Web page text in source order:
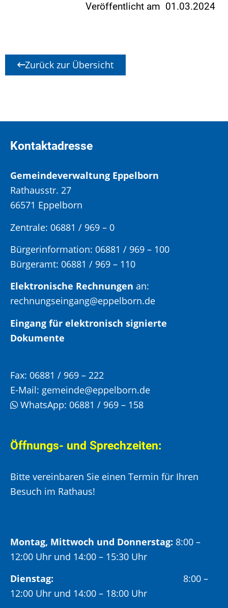
Veröffentlicht am 01.03.2024
Zurück zur Übersicht
Kontaktadresse
Gemeindeverwaltung Eppelborn
Rathausstr. 27
66571 Eppelborn
Zentrale: 06881 / 969 – 0
Bürgerinformation: 06881 / 969 – 100
Bürgeramt: 06881 / 969 – 110
Elektronische Rechnungen an:
rechnungseingang@eppelborn.de
Eingang für elektronisch signierte
Dokumente
Fax: 06881 / 969 – 222
E-Mail: gemeinde@eppelborn.de
WhatsApp: 06881 / 969 – 158
Öffnungs- und Sprechzeiten:
Bitte vereinbaren Sie einen Termin für Ihren
Besuch im Rathaus!
Montag, Mittwoch und Donnerstag: 8:00 –
12:00 Uhr und 14:00 – 15:30 Uhr
Dienstag: 8:00 –
12:00 Uhr und 14:00 – 18:00 Uhr